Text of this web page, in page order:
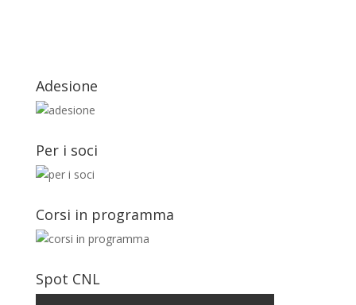
Adesione
Per i soci
Corsi in programma
Spot CNL